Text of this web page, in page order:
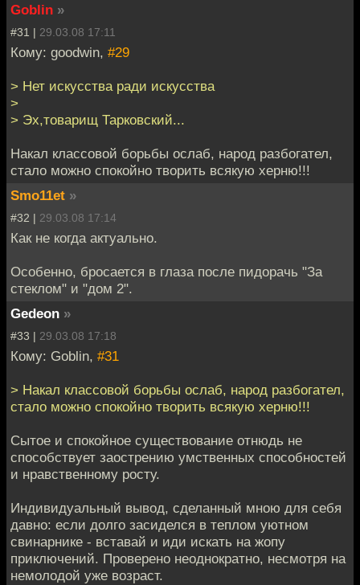
Goblin »
#31 | 29.03.08 17:11
Кому: goodwin, #29
> Нет искусства ради искусства
>
> Эх,товарищ Тарковский...
Накал классовой борьбы ослаб, народ разбогател,
стало можно спокойно творить всякую херню!!!
Smo11et »
#32 | 29.03.08 17:14
Как не когда актуально.
Особенно, бросается в глаза после пидорачь "За
стеклом" и "дом 2".
Gedeon »
#33 | 29.03.08 17:18
Кому: Goblin, #31
> Накал классовой борьбы ослаб, народ разбогател,
стало можно спокойно творить всякую херню!!!
Сытое и спокойное существование отнюдь не
способствует заострению умственных способностей
и нравственному росту.
Индивидуальный вывод, сделанный мною для себя
давно: если долго засиделся в теплом уютном
свинарнике - вставай и иди искать на жопу
приключений. Проверено неоднократно, несмотря на
немолодой уже возраст.